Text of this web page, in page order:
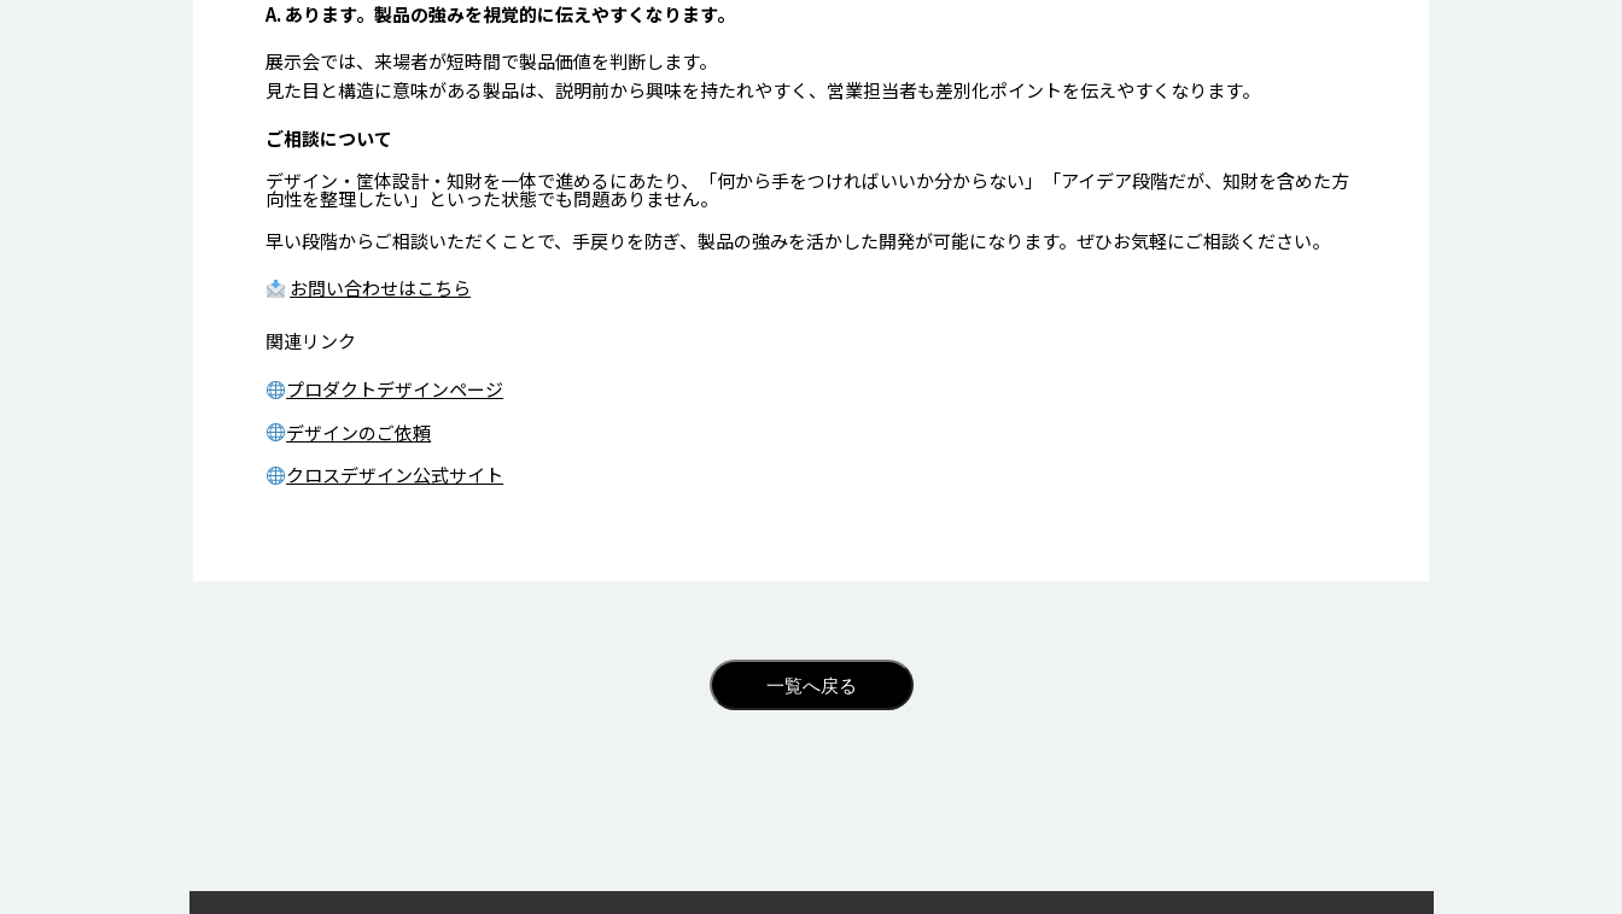
A. あります。製品の強みを視覚的に伝えやすくなります。
展示会では、来場者が短時間で製品価値を判断します。
見た目と構造に意味がある製品は、説明前から興味を持たれやすく、営業担当者も差別化ポイントを伝えやすくなります。
ご相談について
デザイン・筐体設計・知財を一体で進めるにあたり、「何から手をつければいいか分からない」「アイデア段階だが、知財を含めた方
向性を整理したい」といった状態でも問題ありません。
早い段階からご相談いただくことで、手戻りを防ぎ、製品の強みを活かした開発が可能になります。ぜひお気軽にご相談ください。
お問い合わせはこちら
関連リンク
プロダクトデザインページ
デザインのご依頼
クロスデザイン公式サイト